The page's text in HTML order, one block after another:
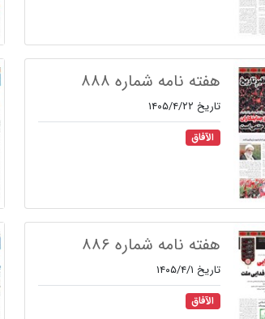
هفته نامه شماره ۸۸۸
تاریخ ۱۴۰۵/۴/۲۲
الآفاق
هفته نامه شماره ۸۸۶
تاریخ ۱۴۰۵/۴/۱
الآفاق